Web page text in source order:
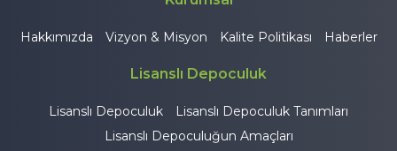
Hakkımızda Vizyon & Misyon Kalite Politikası Haberler
Lisanslı Depoculuk
Lisanslı Depoculuk
Lisanslı Depoculuk Tanımları
Lisanslı Depoculuğun Amaçları